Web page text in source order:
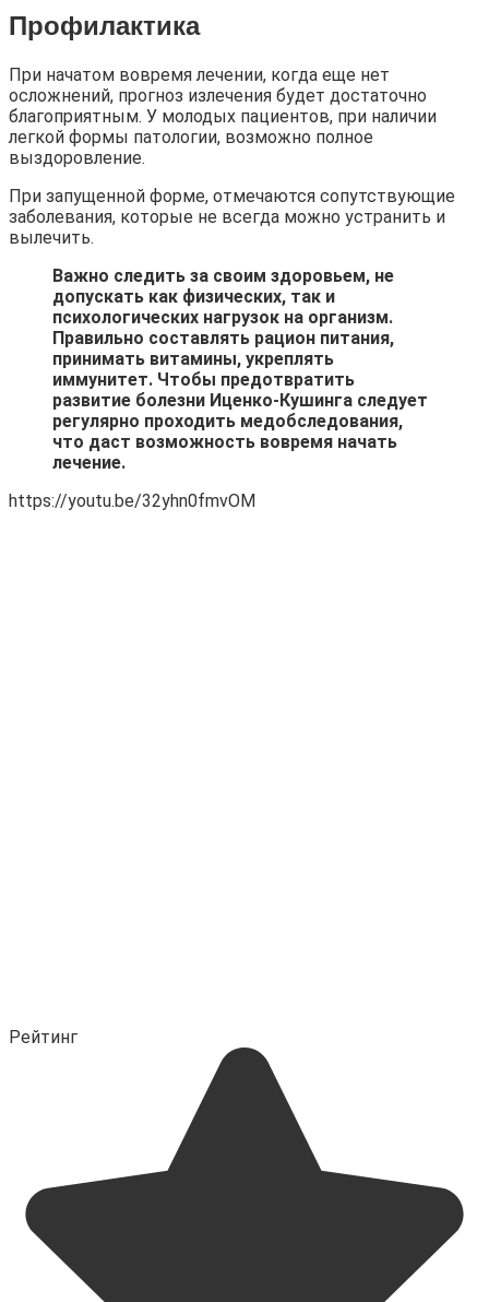
Профилактика
При начатом вовремя лечении, когда еще нет
осложнений, прогноз излечения будет достаточно
благоприятным. У молодых пациентов, при наличии
легкой формы патологии, возможно полное
выздоровление.
При запущенной форме, отмечаются сопутствующие
заболевания, которые не всегда можно устранить и
вылечить.
Важно следить за своим здоровьем, не
допускать как физических, так и
психологических нагрузок на организм.
Правильно составлять рацион питания,
принимать витамины, укреплять
иммунитет. Чтобы предотвратить
развитие болезни Иценко-Кушинга следует
регулярно проходить медобследования,
что даст возможность вовремя начать
лечение.
https://youtu.be/32yhn0fmvOM
Рейтинг